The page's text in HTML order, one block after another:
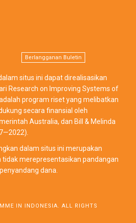
Berlangganan Buletin
situs ini dapat direalisasikan
Research on Improving Systems of
adalah program riset yang melibatkan
secara finansial oleh
Australia, dan Bill & Melinda
dalam situs ini merupakan
tidak merepresentasikan pandangan
dana.
IN INDONESIA. ALL RIGHTS